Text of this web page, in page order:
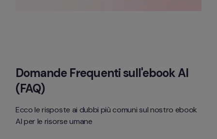
Domande Frequenti sull'ebook AI
(FAQ)
Ecco le risposte ai dubbi più comuni sul nostro ebook
AI per le risorse umane